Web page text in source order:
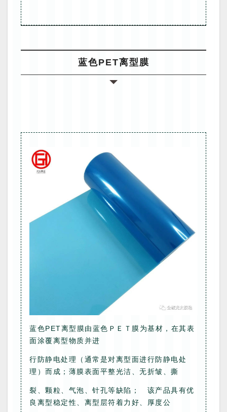
蓝色PET离型膜
蓝色PET离型膜由蓝色ＰＥＴ膜为基材，在其表
面涂覆离型物质并进
行防静电处理（通常是对离型面进行防静电处
理）而成；薄膜表面平整光洁、无折皱、撕
裂、颗粒、气泡、针孔等缺陷； 该产品具有优
良离型稳定性、离型层符着力好、厚度公